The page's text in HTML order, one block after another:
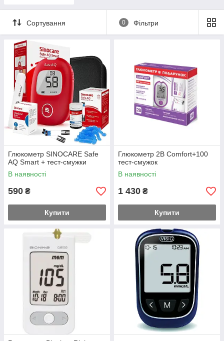
Сортування 0 Фільтри
Глюкометр SINOCARE Safe
AQ Smart + тест-смужки
В наявності
590 ₴
Купити
Глюкометр 2B Comfort+100
тест-смужок
В наявності
1 430 ₴
Купити